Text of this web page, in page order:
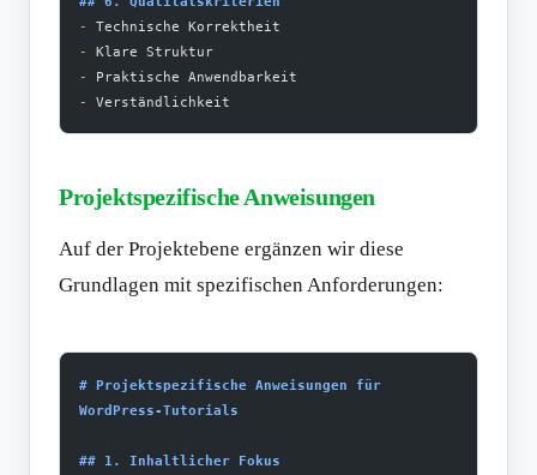
-
Technische Korrektheit
-
Klare Struktur
-
Praktische Anwendbarkeit
-
Verständlichkeit
Projektspezifische Anweisungen
Auf der Projektebene ergänzen wir diese
Grundlagen mit spezifischen Anforderungen:
# Projektspezifische Anweisungen für
WordPress-Tutorials
## 1. Inhaltlicher Fokus